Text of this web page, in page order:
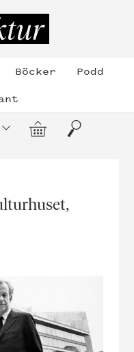
Böcker
Podd
Varukorg
Sök